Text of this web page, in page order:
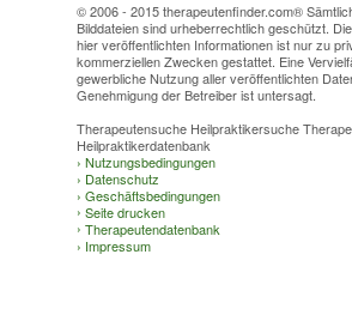
© 2006 - 2015 therapeutenfinder.com®
Bilddateien sind urheberrechtlich geschützt.
hier veröffentlichten Informationen ist nur zu
kommerziellen Zwecken gestattet. Eine
gewerbliche Nutzung aller veröffentlichten
Genehmigung der Betreiber ist untersagt.
Therapeutensuche Heilpraktikersuche
Heilpraktikerdatenbank
› Nutzungsbedingungen
› Datenschutz
› Geschäftsbedingungen
› Seite drucken
› Therapeutendatenbank
› Impressum